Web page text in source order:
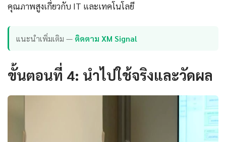
คุณภาพสูงเกี่ยวกับ IT และเทคโนโลยี
แนะนำเพิ่มเติม — ติดตาม XM Signal
ขั้นตอนที่ 4: นำไปใช้จริงและวัดผล